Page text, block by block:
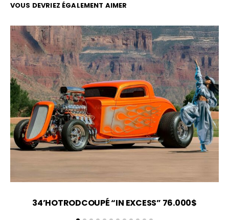
VOUS DEVRIEZ ÉGALEMENT AIMER
34’HOTRODCOUPÉ “IN EXCESS” 76.000$